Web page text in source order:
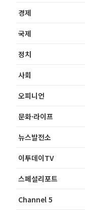
경제
국제
정치
사회
오피니언
문화·라이프
뉴스발전소
이투데이TV
스페셜리포트
Channel 5